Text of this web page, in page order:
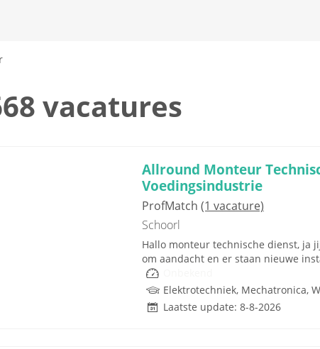
vacatures
Allround Monteur
Voedingsindustrie
ProfMatch (1 vacature)
Schoorl
Hallo monteur technische dienst, ja
om aandacht en er staan nieuwe
Laatste update: 8-8-2026